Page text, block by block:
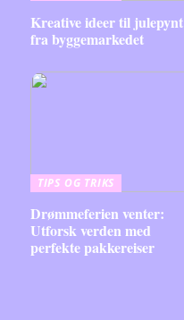
Kreative ideer til julepynt
fra byggemarkedet
TIPS OG TRIKS
Drømmeferien venter:
Utforsk verden med
perfekte pakkereiser